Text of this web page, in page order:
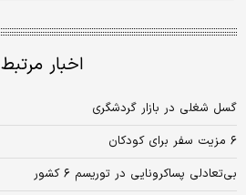
اخبار مرتبط
گسل شغلی در بازار گردشگری
۶ مزیت سفر برای کودکان
بی‏‌تعادلی پساکرونایی در توریسم ۶ کشور